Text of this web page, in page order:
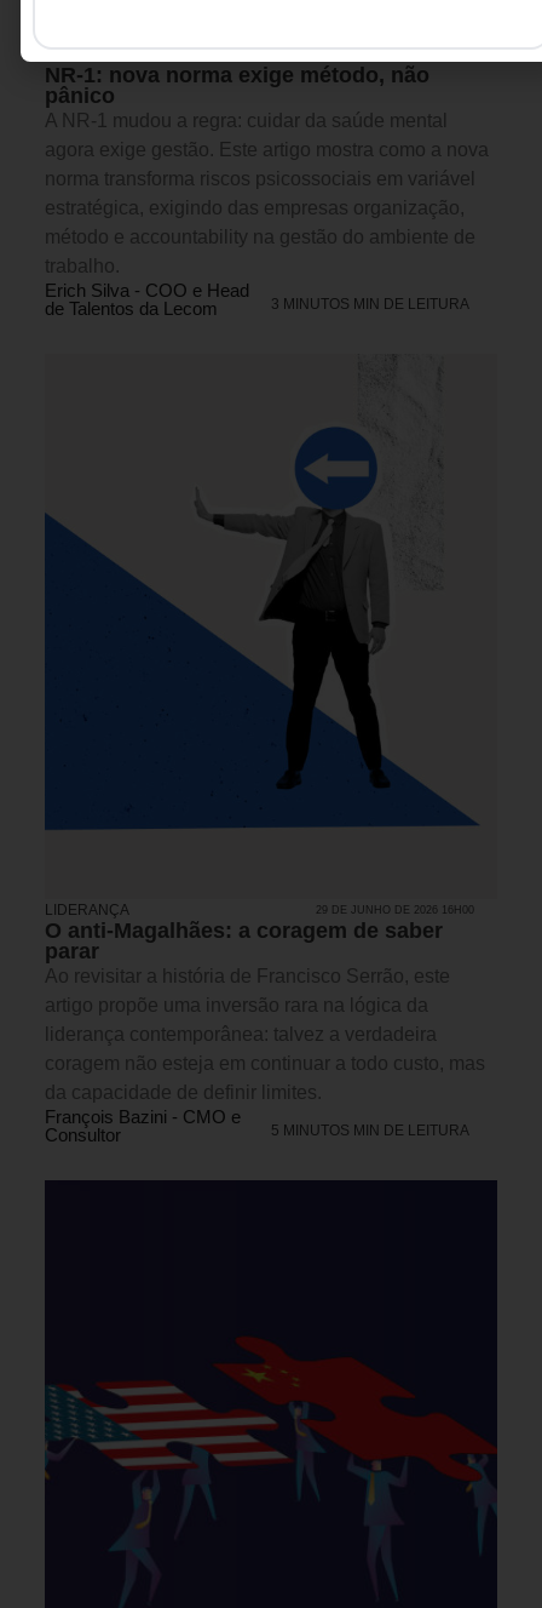
TRABALHO
NR-1: nova norma exige método, não
pânico
A NR-1 mudou a regra: cuidar da saúde mental
agora exige gestão. Este artigo mostra como a nova
norma transforma riscos psicossociais em variável
estratégica, exigindo das empresas organização,
método e accountability na gestão do ambiente de
trabalho.
Erich Silva - COO e Head
de Talentos da Lecom
3 MINUTOS MIN DE LEITURA
LIDERANÇA 29 DE JUNHO DE 2026 16H00
O anti-Magalhães: a coragem de saber
parar
Ao revisitar a história de Francisco Serrão, este
artigo propõe uma inversão rara na lógica da
liderança contemporânea: talvez a verdadeira
coragem não esteja em continuar a todo custo, mas
da capacidade de definir limites.
François Bazini - CMO e
Consultor
5 MINUTOS MIN DE LEITURA